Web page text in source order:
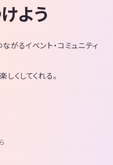
よう
がるイベント・コミュニティ
くしてくれる。